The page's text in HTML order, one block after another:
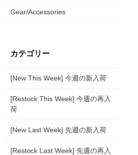
Gear/Accessories
カテゴリー
[New This Week] 今週の新入荷
[Restock This Week] 今週の再入
荷
[New Last Week] 先週の新入荷
[Restock Last Week] 先週の再入